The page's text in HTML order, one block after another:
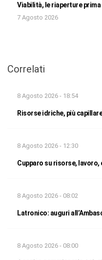
Viabilità, le riaperture
7 Agosto 2026
Correlati
8 Agosto 2026 - 18:54
Risorse idriche, più
8 Agosto 2026 - 12:30
Cupparo su risorse, lavoro,
8 Agosto 2026 - 08:02
Latronico: auguri
8 Agosto 2026 - 08:00